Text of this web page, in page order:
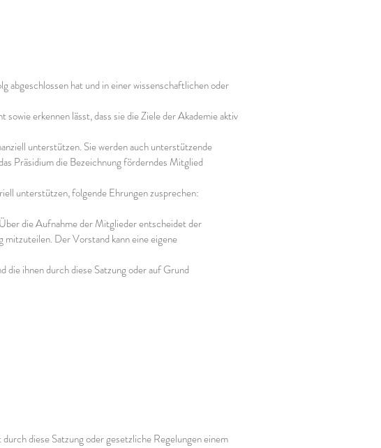
hat und in einer wissenschaftlichen oder
erkennen lässt, dass sie die Ziele der Akademie aktiv
unterstützen. Sie werden auch unterstützende
Präsidium die Bezeichnung förderndes Mitglied
unterstützen, folgende Ehrungen zusprechen:
die Aufnahme der Mitglieder entscheidet der
Der Vorstand kann eine eigene
ihnen durch diese Satzung oder auf Grund
diese Satzung oder gesetzliche Regelungen einem